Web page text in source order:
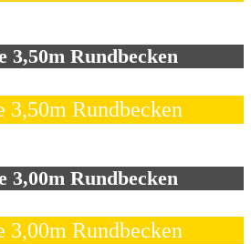
3,50m Rundbecken
3,50m Rundbecken
3,00m Rundbecken
3,00m Rundbecken